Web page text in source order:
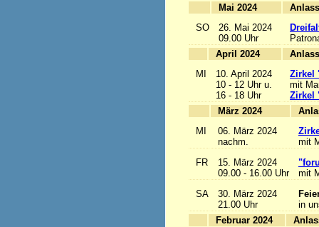
Mai 2024
SO
26. Mai 2024
09.00 Uhr
April 2024
MI
10. April 2024
10 - 12 Uhr u.
16 - 18 Uhr
Zirkel
mit
Zirkel
März 2024
MI
06. März 2024
nachm.
mit
FR
15. März 2024
09.00 - 16.00 Uhr
mit
SA
30. März 2024
21.00 Uhr
in
Februar 2024